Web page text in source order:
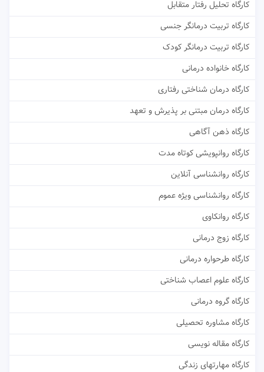
کارگاه تحلیل رفتار متقابل
کارگاه تربیت درمانگر جنسی
کارگاه تربیت درمانگر کودک
کارگاه خانواده درمانی
کارگاه درمان شناختی رفتاری
کارگاه درمان مبتنی بر پذیرش و تعهد
کارگاه ذهن آگاهی
کارگاه روانپویشی کوتاه مدت
کارگاه روانشناسی آنلاین
کارگاه روانشناسی ویژه عموم
کارگاه روانکاوی
کارگاه زوج درمانی
کارگاه طرحواره درمانی
کارگاه علوم اعصاب شناختی
کارگاه گروه درمانی
کارگاه مشاوره تحصیلی
کارگاه مقاله نویسی
کارگاه مهارتهای زندگی